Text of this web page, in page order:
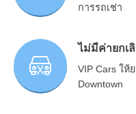
การรถเช่า
ไม่มีค่ายกเ
VIP Cars ให้
Downtown